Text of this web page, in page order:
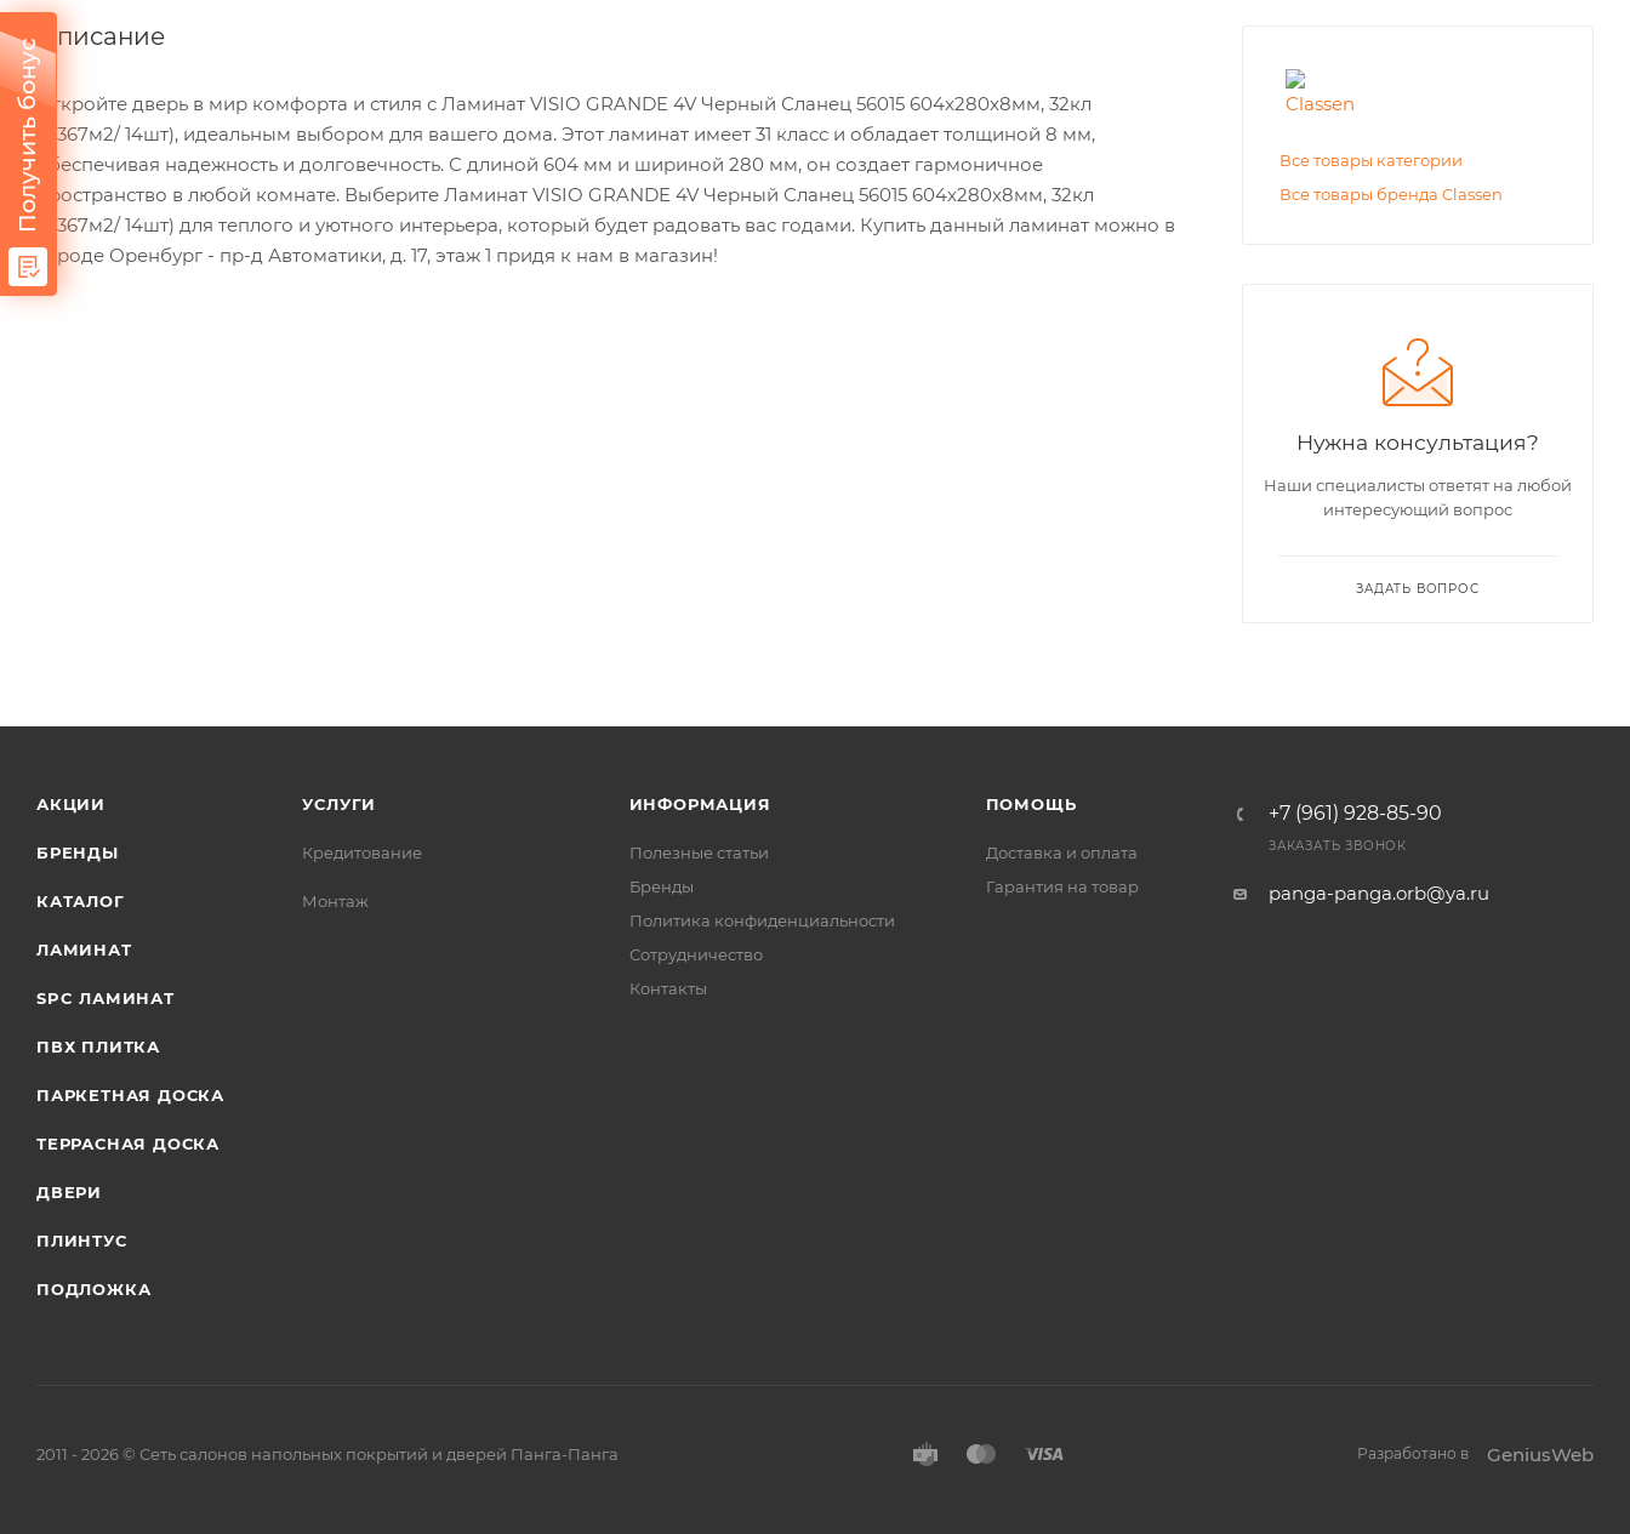
Описание
Откройте дверь в мир комфорта и стиля с Ламинат VISIO GRANDE 4V Черный Сланец 56015 604x280x8мм, 32кл
(2.367м2/ 14шт), идеальным выбором для вашего дома. Этот ламинат имеет 31 класс и обладает толщиной 8 мм,
обеспечивая надежность и долговечность. С длиной 604 мм и шириной 280 мм, он создает гармоничное
пространство в любой комнате. Выберите Ламинат VISIO GRANDE 4V Черный Сланец 56015 604x280x8мм, 32кл
(2.367м2/ 14шт) для теплого и уютного интерьера, который будет радовать вас годами. Купить данный ламинат можно в
городе Оренбург - пр-д Автоматики, д. 17, этаж 1 придя к нам в магазин!
Все товары категории
Все товары бренда Classen
Нужна консультация?
Наши специалисты ответят на любой
интересующий вопрос
ЗАДАТЬ ВОПРОС
АКЦИИ
БРЕНДЫ
КАТАЛОГ
ЛАМИНАТ
SPC ЛАМИНАТ
ПВХ ПЛИТКА
ПАРКЕТНАЯ ДОСКА
ТЕРРАСНАЯ ДОСКА
ДВЕРИ
ПЛИНТУС
ПОДЛОЖКА
УСЛУГИ
Кредитование
Монтаж
ИНФОРМАЦИЯ
Полезные статьи
Бренды
Политика конфиденциальности
Сотрудничество
Контакты
ПОМОЩЬ
Доставка и оплата
Гарантия на товар
+7 (961) 928-85-90
ЗАКАЗАТЬ ЗВОНОК
panga-panga.orb@ya.ru
2011 - 2026 © Сеть салонов напольных покрытий и дверей Панга-Панга Разработано в GeniusWeb
Получить бонус